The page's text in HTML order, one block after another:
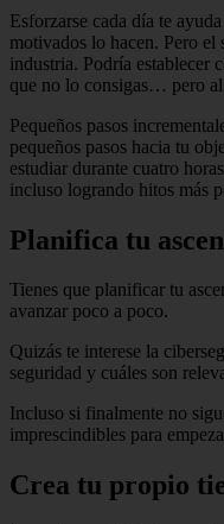
Esforzarse cada día te
motivados lo hacen. Pero el
industria. Podría establecer
que no lo consigas… pero al
Pequeños pasos
pequeños pasos hacia tu
estudiar durante cuatro
incluso logrando hitos más
Planifica tu
Tienes que planificar tu
avanzar poco a poco.
Quizás te interese la
seguridad y cuáles son
Incluso si finalmente no
imprescindibles para
Crea tu propio